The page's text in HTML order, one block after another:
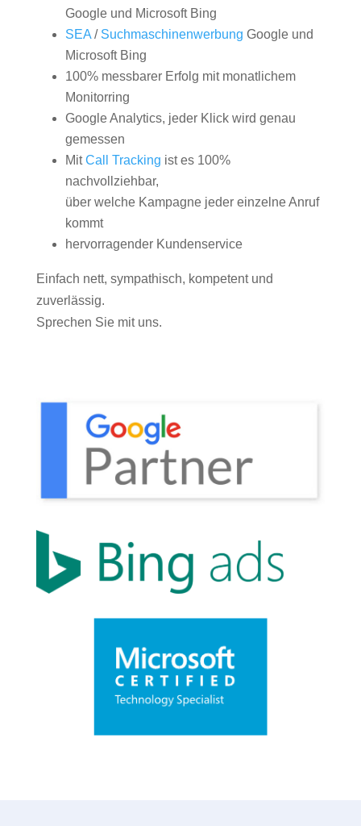
Google und Microsoft Bing
SEA/ Suchmaschinenwerbung Google und
Microsoft Bing
100% messbarer Erfolg mit monatlichem
Monitorring
Google Analytics, jeder Klick wird genau
gemessen
MitCall Tracking ist es 100%
nachvollziehbar,
über welche Kampagne jeder einzelne Anruf
kommt
hervorragender Kundenservice
Einfach nett, sympathisch, kompetent und
zuverlässig.
Sprechen Sie mit uns.